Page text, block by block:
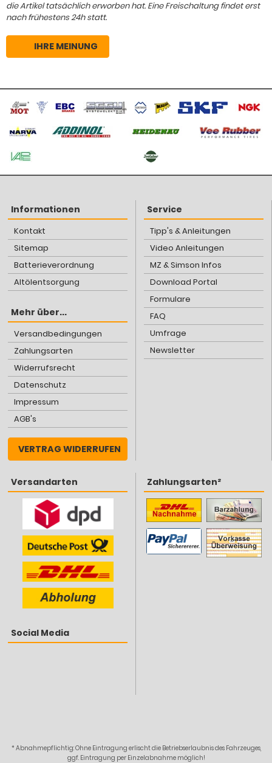
die Artikel tatsächlich erworben hat. Eine Freischaltung findet erst
nach frühestens 24h statt.
IHRE MEINUNG
Informationen
Kontakt
Sitemap
Batterieverordnung
Altölentsorgung
Mehr über...
Versandbedingungen
Zahlungsarten
Widerrufsrecht
Datenschutz
Impressum
AGB's
VERTRAG WIDERRUFEN
Service
Tipp's & Anleitungen
Video Anleitungen
MZ & Simson Infos
Download Portal
Formulare
FAQ
Umfrage
Newsletter
Versandarten
Social Media
Zahlungsarten²
* Abnahmepflichtig: Ohne Eintragung erlischt die Betriebserlaubnis des Fahrzeuges,
ggf. Eintragung per Einzelabnahme möglich!